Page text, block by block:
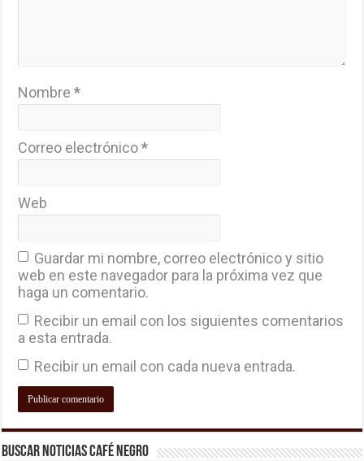
Nombre*
Correo electrónico*
Web
Guardar mi nombre, correo electrónico y sitio
web en este navegador para la próxima vez que
haga un comentario.
Recibir un email con los siguientes comentarios
a esta entrada.
Recibir un email con cada nueva entrada.
Buscar Noticias Café Negro